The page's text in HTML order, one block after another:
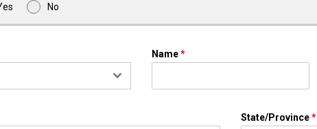
No
Name*
State/Province*